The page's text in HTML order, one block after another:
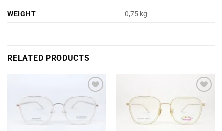
WEIGHT 0,75 kg
RELATED PRODUCTS